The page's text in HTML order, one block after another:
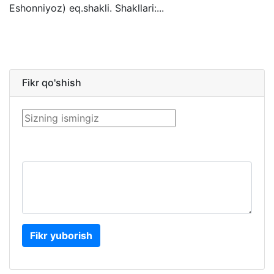
Eshonniyoz) eq.shakli. Shakllari:...
Fikr qo'shish
Fikr yuborish